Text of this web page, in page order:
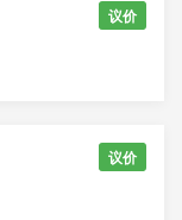
议价
议价